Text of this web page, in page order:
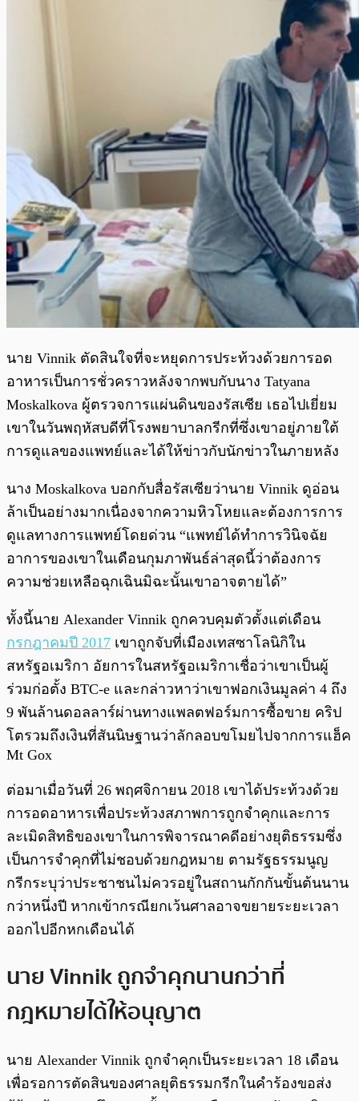
นาย Vinnik ตัดสินใจที่จะหยุดการประท้วงด้วยการอด
อาหารเป็นการชั่วคราวหลังจากพบกับนาง Tatyana
Moskalkova ผู้ตรวจการแผ่นดินของรัสเซีย เธอไปเยี่ยม
เขาในวันพฤหัสบดีที่โรงพยาบาลกรีกที่ซึ่งเขาอยู่ภายใต้
การดูแลของแพทย์และได้ให้ข่าวกับนักข่าวในภายหลัง
นาง Moskalkova บอกกับสื่อรัสเซียว่านาย Vinnik ดูอ่อน
ล้าเป็นอย่างมากเนื่องจากความหิวโหยและต้องการการ
ดูแลทางการแพทย์โดยด่วน “แพทย์ได้ทำการวินิจฉัย
อาการของเขาในเดือนกุมภาพันธ์ล่าสุดนี้ว่าต้องการ
ความช่วยเหลือฉุกเฉินมิฉะนั้นเขาอาจตายได้”
ทั้งนี้นาย Alexander Vinnik ถูกควบคุมตัวตั้งแต่เดือน
กรกฎาคมปี 2017 เขาถูกจับที่เมืองเทสซาโลนิกิใน
สหรัฐอเมริกา อัยการในสหรัฐอเมริกาเชื่อว่าเขาเป็นผู้
ร่วมก่อตั้ง BTC-e และกล่าวหาว่าเขาฟอกเงินมูลค่า 4 ถึง
9 พันล้านดอลลาร์ผ่านทางแพลตฟอร์มการซื้อขาย คริป
โตรวมถึงเงินที่สันนิษฐานว่าลักลอบขโมยไปจากการแฮ็ค
Mt Gox
ต่อมาเมื่อวันที่ 26 พฤศจิกายน 2018 เขาได้ประท้วงด้วย
การอดอาหารเพื่อประท้วงสภาพการถูกจำคุกและการ
ละเมิดสิทธิของเขาในการพิจารณาคดีอย่างยุติธรรมซึ่ง
เป็นการจำคุกที่ไม่ชอบด้วยกฎหมาย ตามรัฐธรรมนูญ
กรีกระบุว่าประชาชนไม่ควรอยู่ในสถานกักกันขั้นต้นนาน
กว่าหนึ่งปี หากเข้ากรณียกเว้นศาลอาจขยายระยะเวลา
ออกไปอีกหกเดือนได้
นาย Vinnik ถูกจำคุกนานกว่าที่
กฎหมายได้ให้อนุญาต
นาย Alexander Vinnik ถูกจำคุกเป็นระยะเวลา 18 เดือน
เพื่อรอการตัดสินของศาลยุติธรรมกรีกในคำร้องขอส่ง